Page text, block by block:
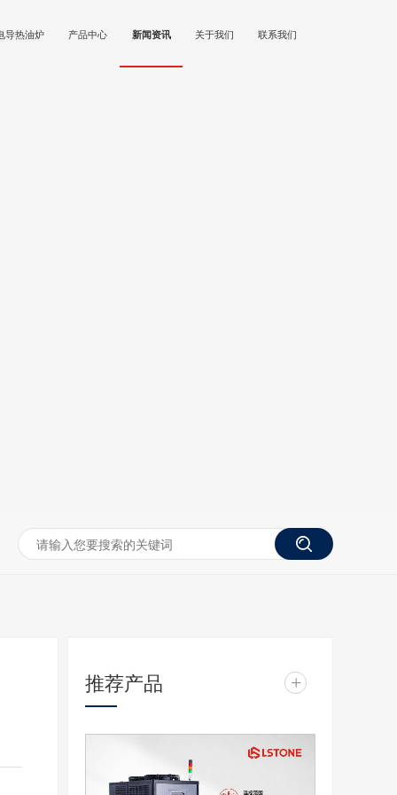
导热油炉 产品中心 新闻资讯 关于我们 联系我们
推荐产品 +